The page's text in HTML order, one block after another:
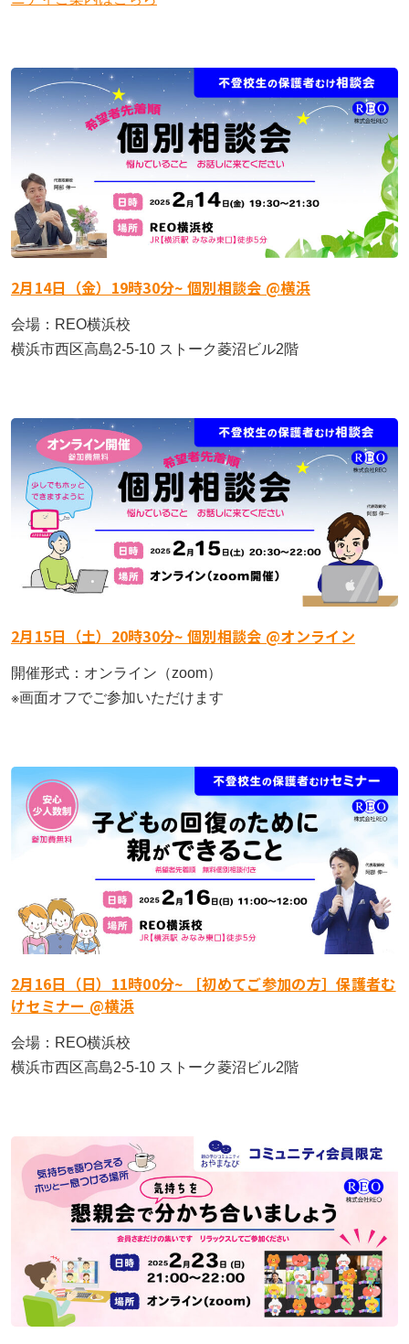
2月14日（金）19時30分~ 個別相談会 @横浜
会場：REO横浜校
横浜市西区高島2-5-10 ストーク菱沼ビル2階
2月15日（土）20時30分~ 個別相談会 @オンライン
開催形式：オンライン（zoom）
※画面オフでご参加いただけます
2月16日（日）11時00分~ ［初めてご参加の方］保護者む
けセミナー @横浜
会場：REO横浜校
横浜市西区高島2-5-10 ストーク菱沼ビル2階